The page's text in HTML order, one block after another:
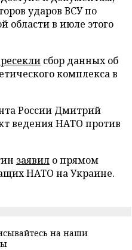
ударов ВСУ по
области в июле этого
сбор данных об
комплекса в
России Дмитрий
ведения НАТО против
заявил о прямом
НАТО на Украине.
на наши